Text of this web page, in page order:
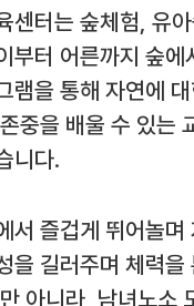
센터는 숲체험, 유
부터 어른까지 숲에
램을 통해 자연에
중을 배울 수 있는
니다.
서 즐겁게 뛰어놀며
을 길러주며 체력을
아니라, 남녀노소